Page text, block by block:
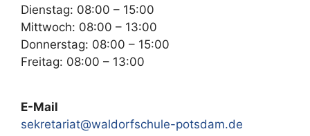
Dienstag: 08:00 – 15:00
Mittwoch: 08:00 – 13:00
Donnerstag: 08:00 – 15:00
Freitag: 08:00 – 13:00
E-Mail
sekretariat@waldorfschule-potsdam.de